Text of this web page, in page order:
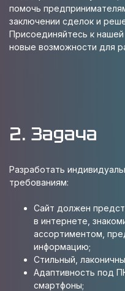
помочь
заключении сделок и
Присоединяйтесь к
новые возможности для
2. Задача
Разработать
требованиям:
Сайт должен
в интернете,
ассортиментом,
информацию;
Стильный,
Адаптивность под
смартфоны;